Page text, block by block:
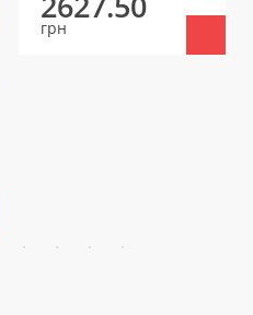
грн